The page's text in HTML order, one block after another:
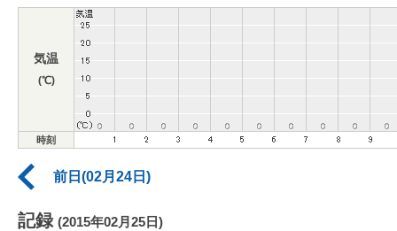
気温
(℃)
時刻
前日(02月24日)
記録 (2015年02月25日)